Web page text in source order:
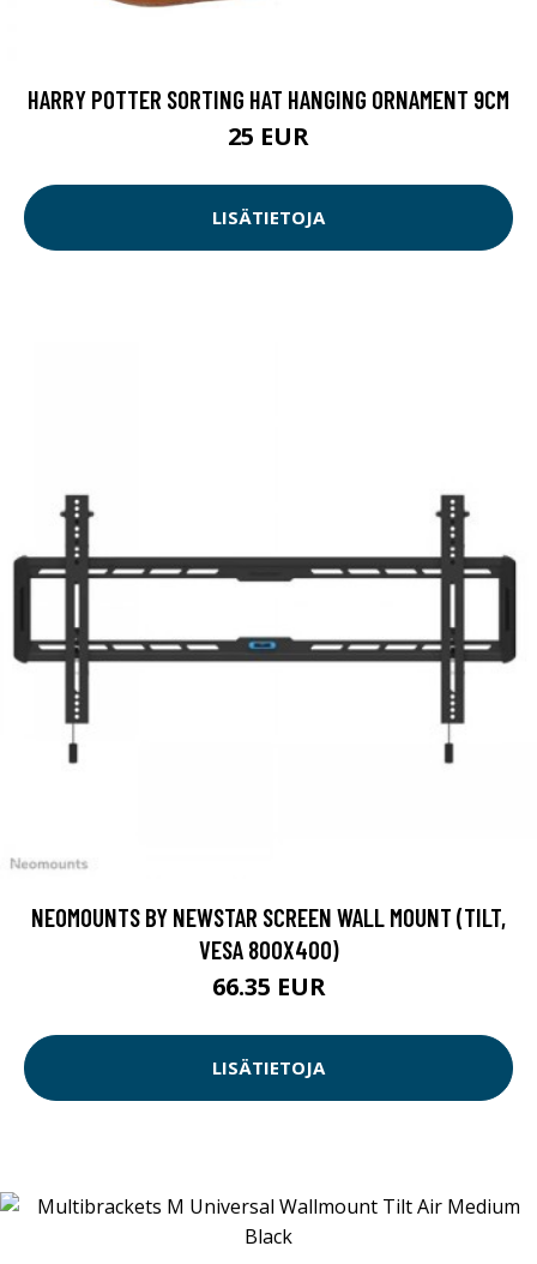
HARRY POTTER SORTING HAT HANGING ORNAMENT 9CM
25 EUR
LISÄTIETOJA
NEOMOUNTS BY NEWSTAR SCREEN WALL MOUNT (TILT,
VESA 800X400)
66.35 EUR
LISÄTIETOJA